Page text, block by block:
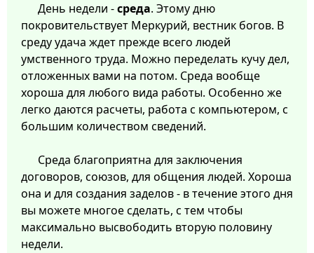
День недели -среда. Этому дню
покровительствует Меркурий, вестник богов. В
среду удача ждет прежде всего людей
умственного труда. Можно переделать кучу дел,
отложенных вами на потом. Среда вообще
хороша для любого вида работы. Особенно же
легко даются расчеты, работа с компьютером, с
большим количеством сведений.
Среда благоприятна для заключения
договоров, союзов, для общения людей. Хороша
она и для создания заделов - в течение этого дня
вы можете многое сделать, с тем чтобы
максимально высвободить вторую половину
недели.